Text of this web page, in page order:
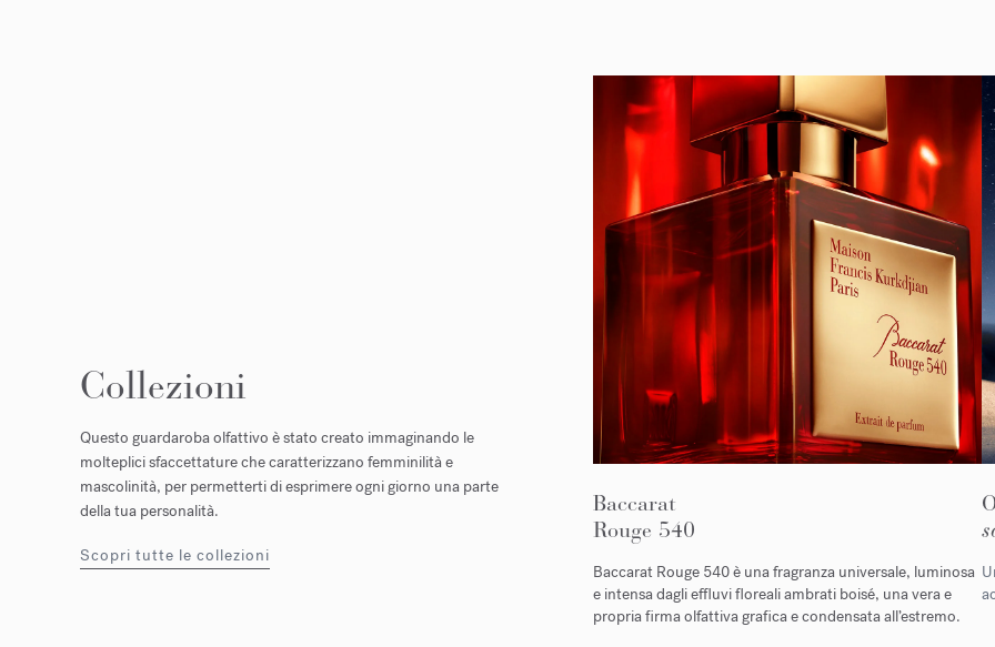
Collezioni
Questo guardaroba olfattivo è stato creato immaginando le
molteplici sfaccettature che caratterizzano femminilità e
mascolinità, per permetterti di esprimere ogni giorno una parte
della tua personalità.
Scopri tutte le collezioni
Baccarat
Rouge 540
Baccarat Rouge 540 è una fragranza universale, luminosa
e intensa dagli effluvi floreali ambrati boisé, una vera e
propria firma olfattiva grafica e condensata all’estremo.